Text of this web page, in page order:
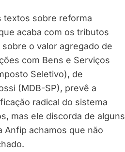
textos sobre reforma
acaba com os tributos
sobre o valor agregado de
com Bens e Serviços
Seletivo), de
(MDB-SP), prevê a
radical do sistema
mas ele discorda de alguns
Anfip achamos que não